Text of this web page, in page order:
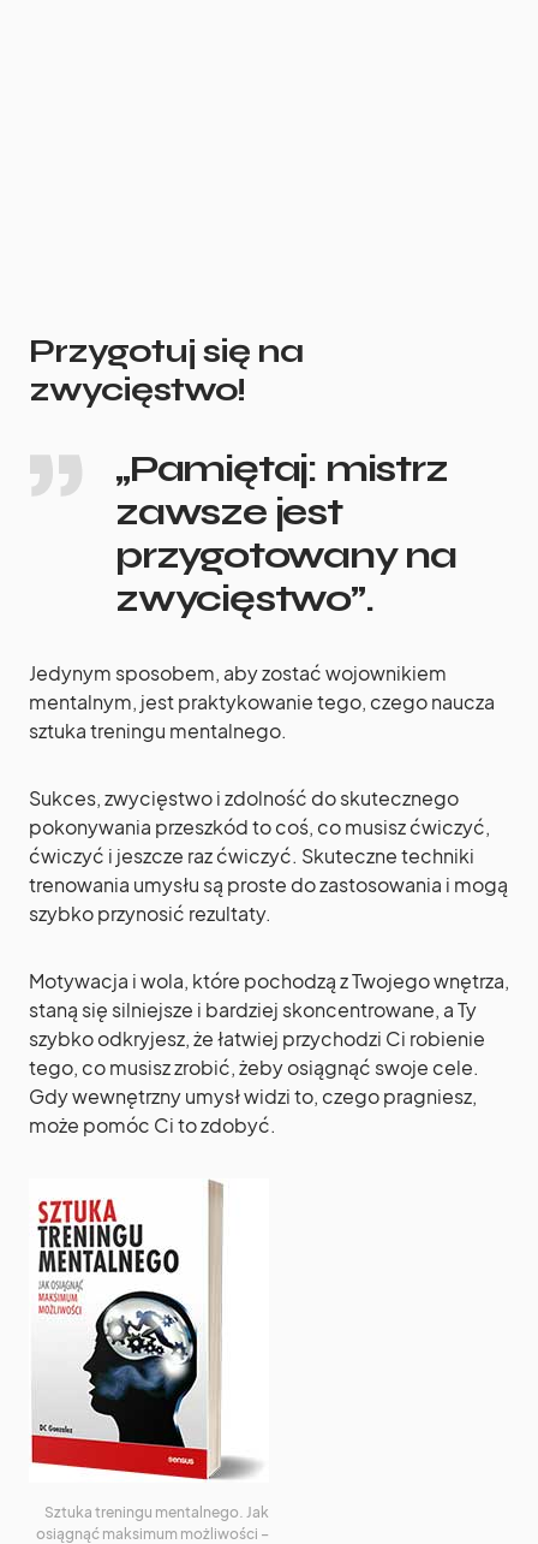
Przygotuj się na
zwycięstwo!
„Pamiętaj: mistrz
zawsze jest
przygotowany na
zwycięstwo”.
Jedynym sposobem, aby zostać wojownikiem
mentalnym, jest praktykowanie tego, czego naucza
sztuka treningu mentalnego.
Sukces, zwycięstwo i zdolność do skutecznego
pokonywania przeszkód to coś, co musisz ćwiczyć,
ćwiczyć i jeszcze raz ćwiczyć. Skuteczne techniki
trenowania umysłu są proste do zastosowania i mogą
szybko przynosić rezultaty.
Motywacja i wola, które pochodzą z Twojego wnętrza,
staną się silniejsze i bardziej skoncentrowane, a Ty
szybko odkryjesz, że łatwiej przychodzi Ci robienie
tego, co musisz zrobić, żeby osiągnąć swoje cele.
Gdy wewnętrzny umysł widzi to, czego pragniesz,
może pomóc Ci to zdobyć.
Sztuka treningu mentalnego. Jak
osiągnąć maksimum możliwości –